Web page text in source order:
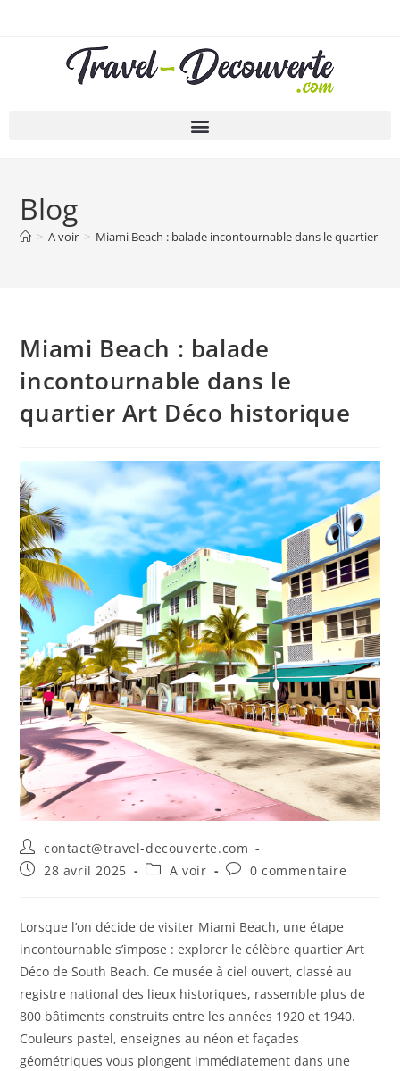
Blog
> A voir > Miami Beach : balade incontournable dans le quartier
Miami Beach : balade
incontournable dans le
quartier Art Déco historique
contact@travel-decouverte.com
28 avril 2025
A voir 0 commentaire
Lorsque l’on décide de visiter Miami Beach, une étape
incontournable s’impose : explorer le célèbre quartier Art
Déco de South Beach. Ce musée à ciel ouvert, classé au
registre national des lieux historiques, rassemble plus de
800 bâtiments construits entre les années 1920 et 1940.
Couleurs pastel, enseignes au néon et façades
géométriques vous plongent immédiatement dans une